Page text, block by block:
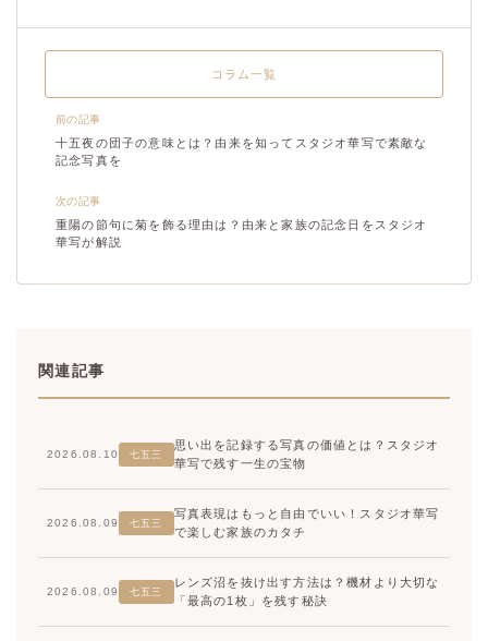
前の記事
十五夜の団子の意味とは？由来を知ってスタジオ華写で素敵な
記念写真を
コラム一覧
次の記事
重陽の節句に菊を飾る理由は？由来と家族の記念日をスタジオ
華写が解説
関連記事
2026.08.10 七五三
思い出を記録する写真の価値とは？スタジオ
華写で残す一生の宝物
2026.08.09 七五三
写真表現はもっと自由でいい！スタジオ華写
で楽しむ家族のカタチ
2026.08.09 七五三
レンズ沼を抜け出す方法は？機材より大切な
「最高の1枚」を残す秘訣